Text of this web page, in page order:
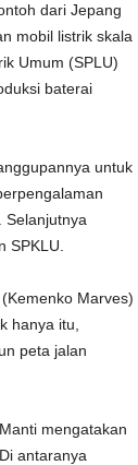
dari Jepang
mobil listrik skala
Umum (SPLU)
baterai
untuk
Selanjutnya
SPKLU.
Marves)
hanya itu,
peta jalan
mengatakan
antaranya